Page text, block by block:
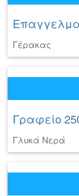
Γέρακας
Γραφείο
Γλυκά Νερά